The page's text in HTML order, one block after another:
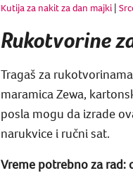
Kutija za nakit za dan majki|
Rukotvorine
Tragaš za
maramica Zewa,
posla mogu da izrade
narukvice i ručni sat.
Vreme potrebno za rad: